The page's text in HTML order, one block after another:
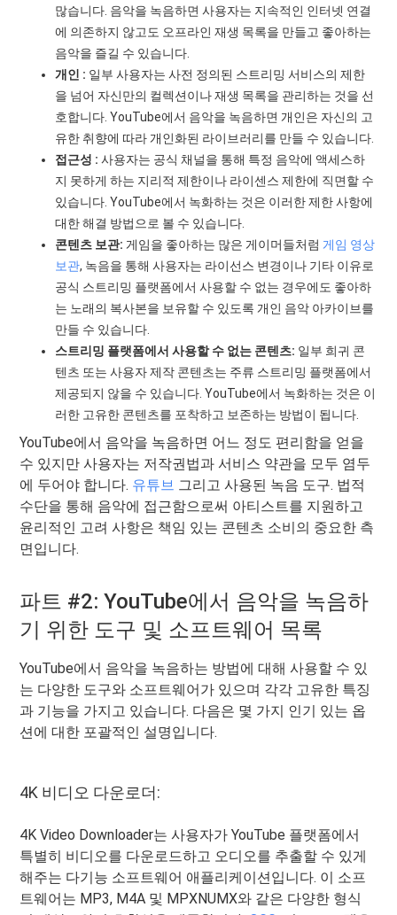
많습니다. 음악을 녹음하면 사용자는 지속적인 인터넷 연결
에 의존하지 않고도 오프라인 재생 목록을 만들고 좋아하는
음악을 즐길 수 있습니다.
개인 : 일부 사용자는 사전 정의된 스트리밍 서비스의 제한
을 넘어 자신만의 컬렉션이나 재생 목록을 관리하는 것을 선
호합니다. YouTube에서 음악을 녹음하면 개인은 자신의 고
유한 취향에 따라 개인화된 라이브러리를 만들 수 있습니다.
접근성 : 사용자는 공식 채널을 통해 특정 음악에 액세스하
지 못하게 하는 지리적 제한이나 라이센스 제한에 직면할 수
있습니다. YouTube에서 녹화하는 것은 이러한 제한 사항에
대한 해결 방법으로 볼 수 있습니다.
콘텐츠 보관: 게임을 좋아하는 많은 게이머들처럼 게임 영상
보관, 녹음을 통해 사용자는 라이선스 변경이나 기타 이유로
공식 스트리밍 플랫폼에서 사용할 수 없는 경우에도 좋아하
는 노래의 복사본을 보유할 수 있도록 개인 음악 아카이브를
만들 수 있습니다.
스트리밍 플랫폼에서 사용할 수 없는 콘텐츠: 일부 희귀 콘
텐츠 또는 사용자 제작 콘텐츠는 주류 스트리밍 플랫폼에서
제공되지 않을 수 있습니다. YouTube에서 녹화하는 것은 이
러한 고유한 콘텐츠를 포착하고 보존하는 방법이 됩니다.
YouTube에서 음악을 녹음하면 어느 정도 편리함을 얻을
수 있지만 사용자는 저작권법과 서비스 약관을 모두 염두
에 두어야 합니다. 유튜브 그리고 사용된 녹음 도구. 법적
수단을 통해 음악에 접근함으로써 아티스트를 지원하고
윤리적인 고려 사항은 책임 있는 콘텐츠 소비의 중요한 측
면입니다.
파트 #2: YouTube에서 음악을 녹음하
기 위한 도구 및 소프트웨어 목록
YouTube에서 음악을 녹음하는 방법에 대해 사용할 수 있
는 다양한 도구와 소프트웨어가 있으며 각각 고유한 특징
과 기능을 가지고 있습니다. 다음은 몇 가지 인기 있는 옵
션에 대한 포괄적인 설명입니다.
4K 비디오 다운로더:
4K Video Downloader는 사용자가 YouTube 플랫폼에서
특별히 비디오를 다운로드하고 오디오를 추출할 수 있게
해주는 다기능 소프트웨어 애플리케이션입니다. 이 소프
트웨어는 MP3, M4A 및 MPXNUMX와 같은 다양한 형식